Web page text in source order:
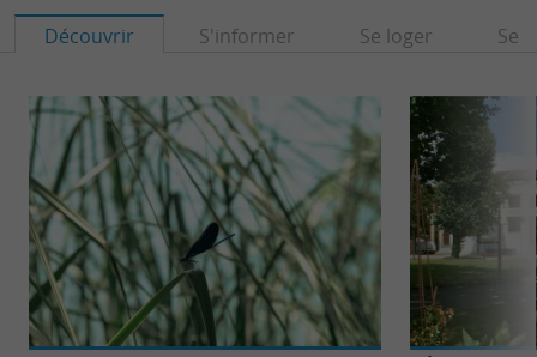
Découvrir S'informer Se loger Se